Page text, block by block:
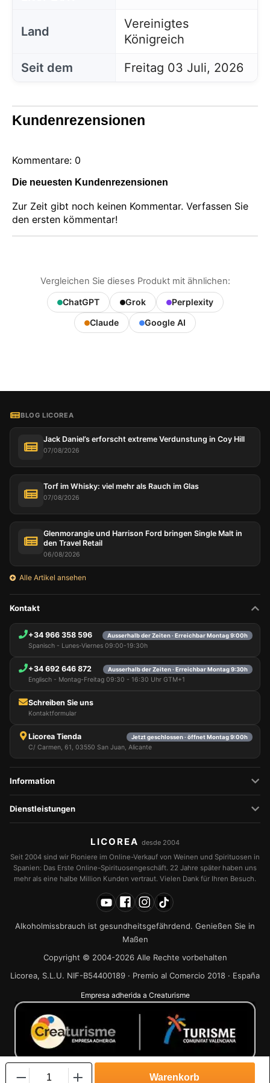
Land
Vereinigtes
Königreich
Seit dem
Freitag 03 Juli, 2026
Kundenrezensionen
Kommentare: 0
Die neuesten Kundenrezensionen
Zur Zeit gibt noch keinen Kommentar. Verfassen Sie
den ersten kömmentar!
Vergleichen Sie dieses Produkt mit ähnlichen:
ChatGPT Grok
Perplexity
Claude
Google AI
BLOG LICOREA
Jack Daniel’s erforscht extreme Verdunstung in Coy Hill
07/08/2026
Torf im Whisky: viel mehr als Rauch im Glas
07/08/2026
Glenmorangie und Harrison Ford bringen Single Malt in
den Travel Retail
06/08/2026
Alle Artikel ansehen
Kontakt
+34 966 358 596 Ausserhalb der Zeiten · Erreichbar Montag 9:00h
Spanisch - Lunes-Viernes 09:00-19:30h
+34 692 646 872 Ausserhalb der Zeiten · Erreichbar Montag 9:30h
Englisch - Montag-Freitag 09:30 - 16:30 Uhr GTM+1
Schreiben Sie uns
Kontaktformular
Licorea Tienda Jetzt geschlossen · öffnet Montag 9:00h
C/ Carmen, 61, 03550 San Juan, Alicante
Information
Dienstleistungen
LICOREA desde 2004
Seit 2004 sind wir Pioniere im Online-Verkauf von Weinen und Spirituosen in
Spanien: Das Erste Online-Spirituosengeschäft. 22 Jahre später haben uns
mehr als eine halbe Million Kunden vertraut. Vielen Dank für Ihren Besuch.
Alkoholmissbrauch ist gesundheitsgefährdend. Genießen Sie in
Maßen
Copyright © 2004-2026 Alle Rechte vorbehalten
Licorea, S.L.U. NIF-B54400189 · Premio al Comercio 2018 · España
Empresa adherida a Creaturisme